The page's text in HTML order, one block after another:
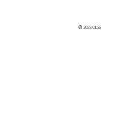
2023.01.22